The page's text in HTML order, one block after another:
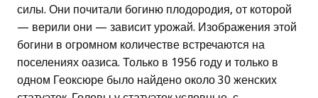
силы. Они почитали богиню плодородия, от которой
— верили они — зависит урожай. Изображения этой
богини в огромном количестве встречаются на
поселениях оазиса. Только в 1956 году и только в
одном Геоксюре было найдено около 30 женских